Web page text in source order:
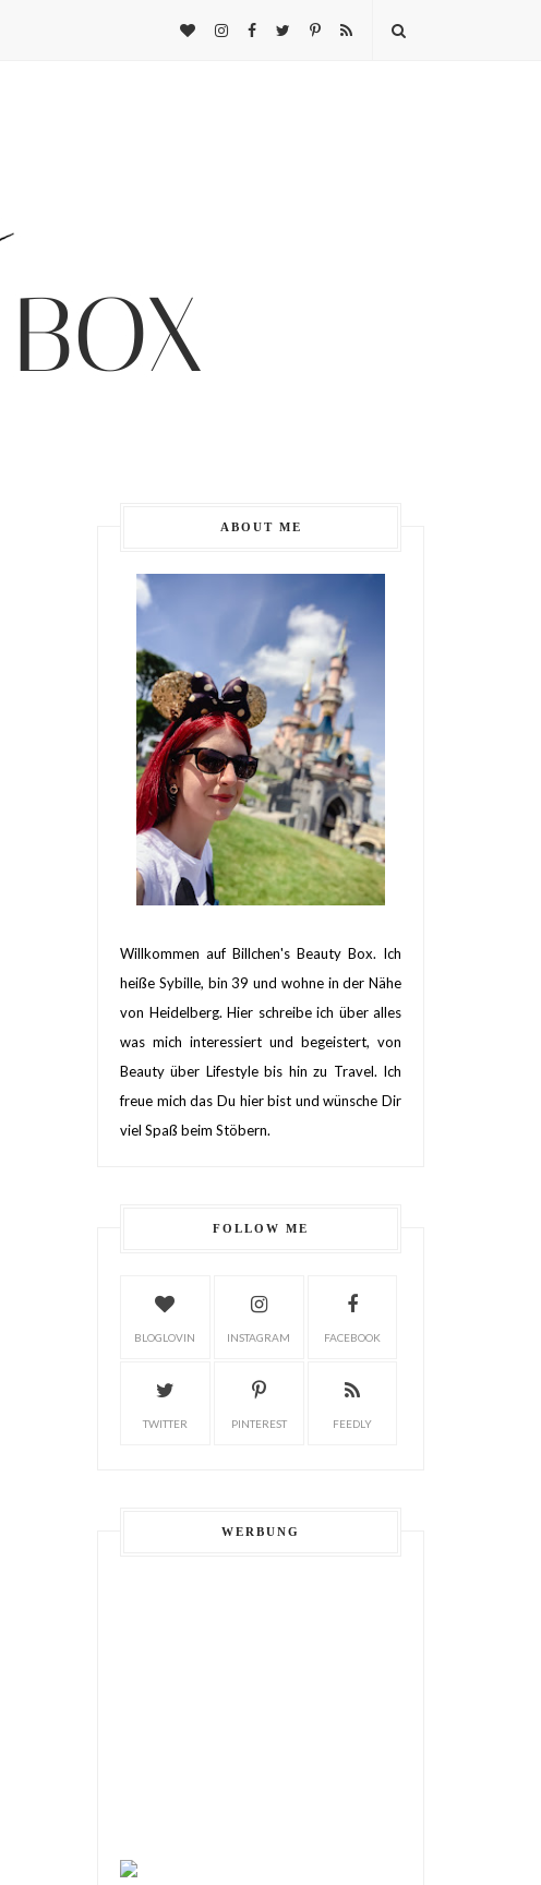
ABOUT ME
Willkommen auf Billchen's Beauty Box. Ich
heiße Sybille, bin 39 und wohne in der Nähe
von Heidelberg. Hier schreibe ich über alles
was mich interessiert und begeistert, von
Beauty über Lifestyle bis hin zu Travel. Ich
freue mich das Du hier bist und wünsche Dir
viel Spaß beim Stöbern.
FOLLOW ME
BLOGLOVIN INSTAGRAM FACEBOOK
TWITTER PINTEREST FEEDLY
WERBUNG